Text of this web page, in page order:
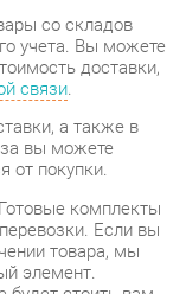
а также в
вы можете
покупки.
комплекты
Если вы
товара, мы
элемент.
стоить вам
предлагают